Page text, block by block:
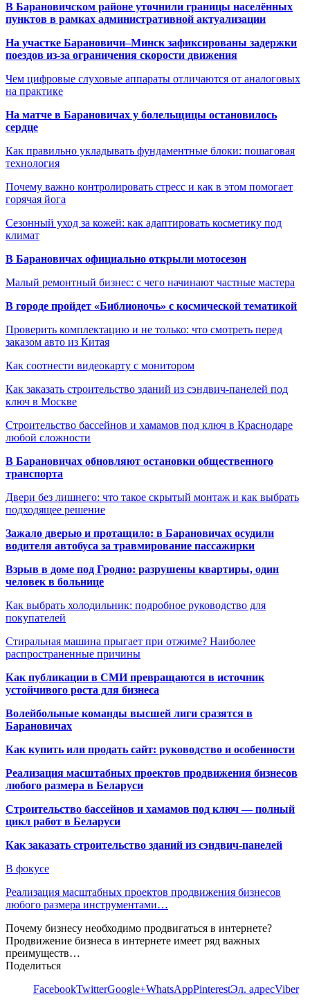
В Барановичском районе уточнили границы населённых
пунктов в рамках административной актуализации
На участке Барановичи–Минск зафиксированы задержки
поездов из-за ограничения скорости движения
Чем цифровые слуховые аппараты отличаются от аналоговых
на практике
На матче в Барановичах у болельщицы остановилось
сердце
Как правильно укладывать фундаментные блоки: пошаговая
технология
Почему важно контролировать стресс и как в этом помогает
горячая йога
Сезонный уход за кожей: как адаптировать косметику под
климат
В Барановичах официально открыли мотосезон
Малый ремонтный бизнес: с чего начинают частные мастера
В городе пройдет «Библионочь» с космической тематикой
Проверить комплектацию и не только: что смотреть перед
заказом авто из Китая
Как соотнести видеокарту с монитором
Как заказать строительство зданий из сэндвич-панелей под
ключ в Москве
Строительство бассейнов и хамамов под ключ в Краснодаре
любой сложности
В Барановичах обновляют остановки общественного
транспорта
Двери без лишнего: что такое скрытый монтаж и как выбрать
подходящее решение
Зажало дверью и протащило: в Барановичах осудили
водителя автобуса за травмирование пассажирки
Взрыв в доме под Гродно: разрушены квартиры, один
человек в больнице
Как выбрать холодильник: подробное руководство для
покупателей
Стиральная машина прыгает при отжиме? Наиболее
распространенные причины
Как публикации в СМИ превращаются в источник
устойчивого роста для бизнеса
Волейбольные команды высшей лиги сразятся в
Барановичах
Как купить или продать сайт: руководство и особенности
Реализация масштабных проектов продвижения бизнесов
любого размера в Беларуси
Строительство бассейнов и хамамов под ключ — полный
цикл работ в Беларуси
Как заказать строительство зданий из сэндвич-панелей
В фокусе
Реализация масштабных проектов продвижения бизнесов
любого размера инструментами…
Почему бизнесу необходимо продвигаться в интернете?
Продвижение бизнеса в интернете имеет ряд важных
преимуществ…
Поделиться
FacebookTwitterGoogle+WhatsAppPinterestЭл. адресViber